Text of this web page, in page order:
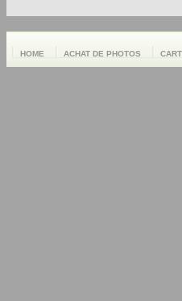
HOME ACHAT DE PHOTOS